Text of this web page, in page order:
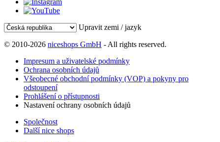
Upravit zemi / jazyk
© 2010-2026 niceshops GmbH - All rights reserved.
Impresum a uživatelské podmínky
Ochrana osobních údajů
Všeobecné obchodní podmínky (VOP) a pokyny pro
odstoupení
Prohlášení o přístupnosti
Nastavení ochrany osobních údajů
Společnost
Další nice shops